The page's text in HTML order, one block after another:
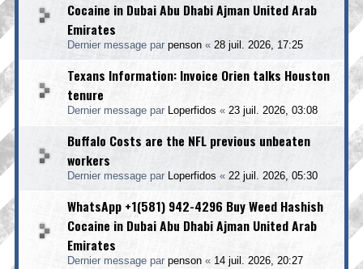
Cocaine in Dubai Abu Dhabi Ajman United Arab
Emirates
Dernier message par penson « 28 juil. 2026, 17:25
Texans Information: Invoice Orien talks Houston
tenure
Dernier message par Loperfidos « 23 juil. 2026, 03:08
Buffalo Costs are the NFL previous unbeaten
workers
Dernier message par Loperfidos « 22 juil. 2026, 05:30
WhatsApp +1(581) 942-4296 Buy Weed Hashish
Cocaine in Dubai Abu Dhabi Ajman United Arab
Emirates
Dernier message par penson « 14 juil. 2026, 20:27